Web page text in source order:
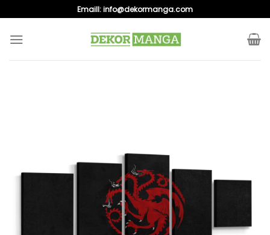
to
content
Emaill:info@dekormanga.com